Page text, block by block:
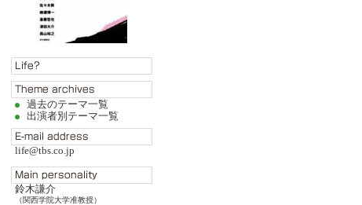
過去のテーマ一覧
出演者別テーマ一覧
life@tbs.co.jp
鈴木謙介
（関西学院大学准教授）